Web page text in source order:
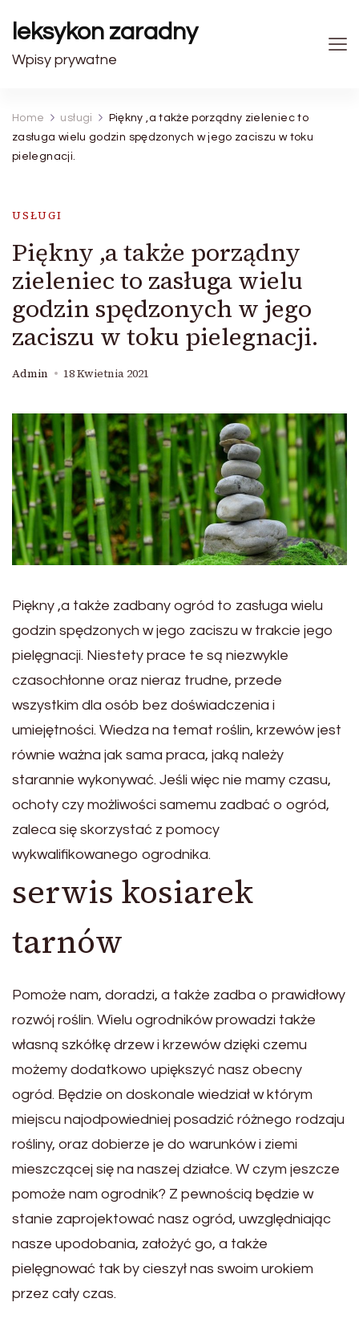
leksykon zaradny
Wpisy prywatne
Home usługi
Piękny ,a także porządny zieleniec to
zasługa wielu godzin spędzonych w jego zaciszu w toku
pielegnacji.
USŁUGI
Piękny ,a także porządny
zieleniec to zasługa wielu
godzin spędzonych w jego
zaciszu w toku pielegnacji.
Admin 18 Kwietnia 2021
Piękny ,a także zadbany ogród to zasługa wielu
godzin spędzonych w jego zaciszu w trakcie jego
pielęgnacji. Niestety prace te są niezwykle
czasochłonne oraz nieraz trudne, przede
wszystkim dla osób bez doświadczenia i
umiejętności. Wiedza na temat roślin, krzewów jest
równie ważna jak sama praca, jaką należy
starannie wykonywać. Jeśli więc nie mamy czasu,
ochoty czy możliwości samemu zadbać o ogród,
zaleca się skorzystać z pomocy
wykwalifikowanego ogrodnika.
serwis kosiarek
tarnów
Pomoże nam, doradzi, a także zadba o prawidłowy
rozwój roślin. Wielu ogrodników prowadzi także
własną szkółkę drzew i krzewów dzięki czemu
możemy dodatkowo upiększyć nasz obecny
ogród. Będzie on doskonale wiedział w którym
miejscu najodpowiedniej posadzić różnego rodzaju
rośliny, oraz dobierze je do warunków i ziemi
mieszczącej się na naszej działce. W czym jeszcze
pomoże nam ogrodnik? Z pewnością będzie w
stanie zaprojektować nasz ogród, uwzględniając
nasze upodobania, założyć go, a także
pielęgnować tak by cieszył nas swoim urokiem
przez cały czas.